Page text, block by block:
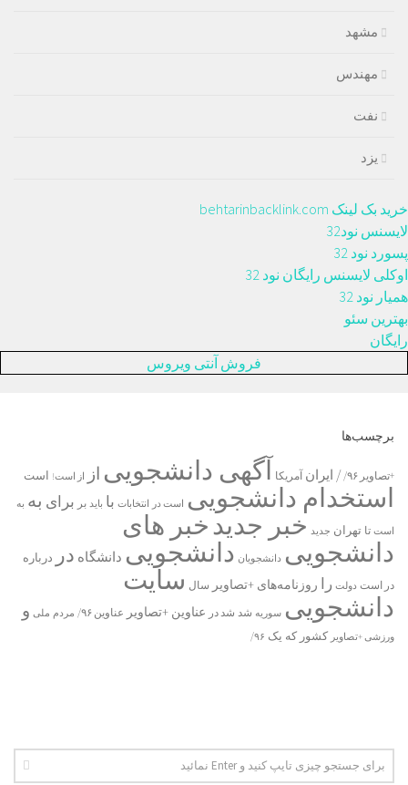
مشهد
مهندس
نفت
یزد
خرید بک لینک behtarinbacklink.com
لایسنس نود32
پسورد نود 32
اوکلی لایسنس رایگان نود 32
همیار نود 32
بهترین سئو
رایگان
فروش آنتی ویروس
برچسب‌ها
+تصاویر ۹۶/ / ایران آمریکا آگهی دانشجویی از از است! است
استخدام دانشجویی است در انتخابات با باید بر برای به به
است تا تهران جدید خبر جدیدخبر های
دانشجویی دانشجویان دانشجویی دانشگاه در درباره
در ﺍﺳﺖ دولت را روزنامه‌های +تصاویر سال سایت
دانشجویی سوریه شد شد در عناوین +تصاویر عناوین ۹۶/ مردم ملی و
ورزشی +تصاویر کشور که یک ۹۶/